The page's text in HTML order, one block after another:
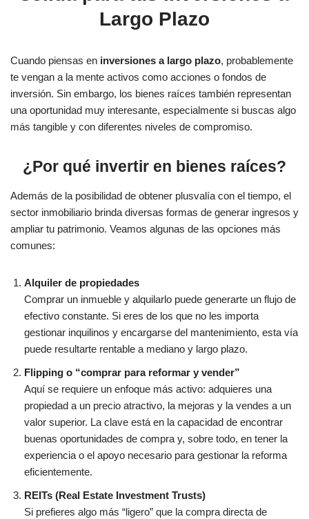
Largo Plazo
Cuando piensas en inversiones a largo plazo, probablemente
te vengan a la mente activos como acciones o fondos de
inversión. Sin embargo, los bienes raíces también representan
una oportunidad muy interesante, especialmente si buscas algo
más tangible y con diferentes niveles de compromiso.
¿Por qué invertir en bienes raíces?
Además de la posibilidad de obtener plusvalía con el tiempo, el
sector inmobiliario brinda diversas formas de generar ingresos y
ampliar tu patrimonio. Veamos algunas de las opciones más
comunes:
Alquiler de propiedades
Comprar un inmueble y alquilarlo puede generarte un flujo de
efectivo constante. Si eres de los que no les importa
gestionar inquilinos y encargarse del mantenimiento, esta vía
puede resultarte rentable a mediano y largo plazo.
Flipping o “comprar para reformar y vender”
Aquí se requiere un enfoque más activo: adquieres una
propiedad a un precio atractivo, la mejoras y la vendes a un
valor superior. La clave está en la capacidad de encontrar
buenas oportunidades de compra y, sobre todo, en tener la
experiencia o el apoyo necesario para gestionar la reforma
eficientemente.
REITs (Real Estate Investment Trusts)
Si prefieres algo más “ligero” que la compra directa de